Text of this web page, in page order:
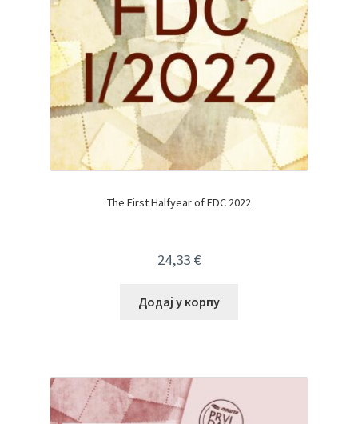
The First Halfyear of FDC 2022
24,33 €
Додај у корпу